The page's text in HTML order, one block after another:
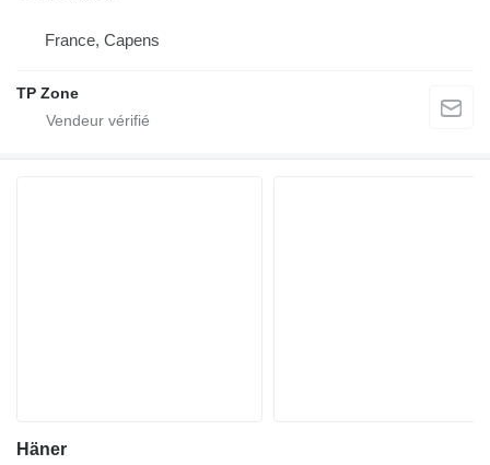
France, Capens
TP Zone
Häner